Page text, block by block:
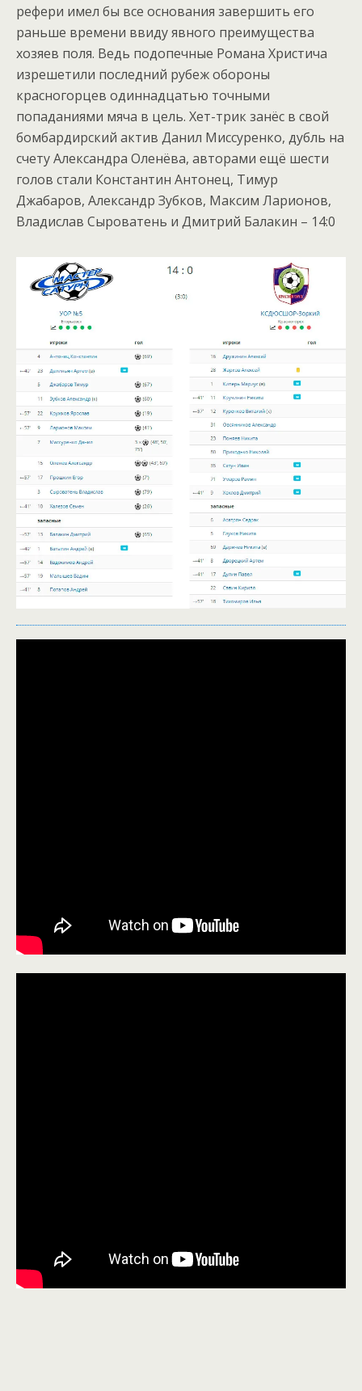
рефери имел бы все основания завершить его
раньше времени ввиду явного преимущества
хозяев поля. Ведь подопечные Романа Христича
изрешетили последний рубеж обороны
красногорцев одиннадцатью точными
попаданиями мяча в цель. Хет-трик занёс в свой
бомбардирский актив Данил Миссуренко, дубль на
счету Александра Оленёва, авторами ещё шести
голов стали Константин Антонец, Тимур
Джабаров, Александр Зубков, Максим Ларионов,
Владислав Сыроватень и Дмитрий Балакин – 14:0